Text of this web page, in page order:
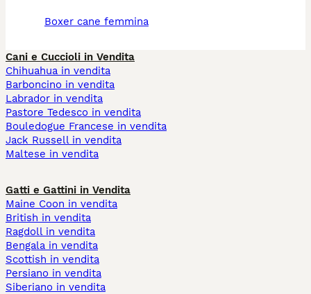
boxer cane femmina
Cani e Cuccioli in Vendita
Chihuahua in vendita
Barboncino in vendita
Labrador in vendita
Pastore Tedesco in vendita
Bouledogue Francese in vendita
Jack Russell in vendita
Maltese in vendita
Gatti e Gattini in Vendita
Maine Coon in vendita
British in vendita
Ragdoll in vendita
Bengala in vendita
Scottish in vendita
Persiano in vendita
Siberiano in vendita